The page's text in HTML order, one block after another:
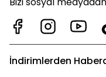
İndirimlerden